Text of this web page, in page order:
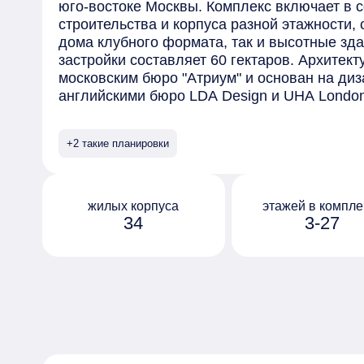
юго-востоке Москвы. Комплекс включает в
строительства и корпуса разной
дома клубного формата, так и высотные
застройки составляет 60 гектаров.
московским бюро "Атриум" и основан на
английскими бюро LDA Design и UHA
предлагаемых в комплексе - квартиры с
обустроен собственный парк "Зелёная
10 гектаров, которая тянется через весь
Протяжённое прогулочное пространство
+2 такие планировки
34
жилых корпуса
3-27
этажей в